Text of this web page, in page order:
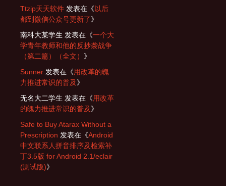
Ttzip天天软件 发表在《以后
都到微信公众号更新了》
南科大某学生 发表在《一个大
学青年教师和他的反抄袭战争
（第二篇）（全文） 》
Sunner 发表在《用改革的魄
力推进常识的普及》
无名大二学生 发表在《用改革
的魄力推进常识的普及》
Safe to Buy Atarax Without a
Prescription 发表在《Android
中文联系人拼音排序及检索补
丁3.5版 for Android 2.1/eclair
(测试版)》